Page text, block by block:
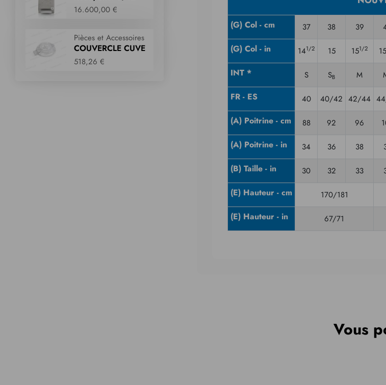
16.600,00 €
Pièces et Accessoires
COUVERCLE CUVE
518,26 €
(G) Col - cm 37 38 39
(G) Col - in 141/2 15 151/2 15
INT * S SB M
FR - ES 40 40/42 42/44
(A) Poitrine - cm 88 92 96
(A) Poitrine - in 34 36 38
(B) Taille - in 30 32 33
(E) Hauteur - cm 170/181
(E) Hauteur - in 67/71
Vous